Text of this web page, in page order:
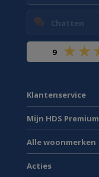
Chatten
9
Klantenservice
Mijn HDS Premium
Alle woonmerken
Acties